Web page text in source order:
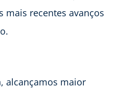
mais recentes avanços
alcançamos maior